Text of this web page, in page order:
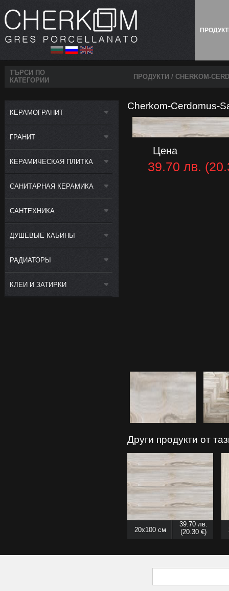
ТЪРСИ ПО
КАТЕГОРИИ
ПРОДУКТИ / CHERKOM-
КЕРАМОГРАНИТ
ГРАНИТ
КЕРАМИЧЕСКАЯ ПЛИТКА
САНИТАРНАЯ КЕРАМИКА
САНТЕХНИКА
ДУШЕВЫЕ КАБИНЫ
РАДИАТОРЫ
КЛЕИ И ЗАТИРКИ
Cherkom-Cerdomus-
Цена
39.70 лв.
Други продукти от
20x100 см
39.70 лв.
(20.30 €)